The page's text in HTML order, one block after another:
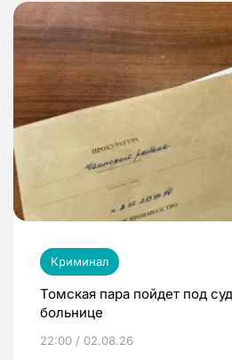
Криминал
Томская пара пойдет под
больнице
22:00 / 02.08.26